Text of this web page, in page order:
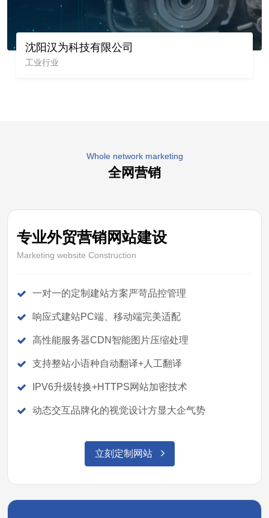
沈阳汉为科技有限公司
工业行业
Whole network marketing
全网营销
专业外贸营销网站建设
Marketing website Construction
一对一的定制建站方案严苛品控管理
响应式建站PC端、移动端完美适配
高性能服务器CDN智能图片压缩处理
支持整站小语种自动翻译+人工翻译
IPV6升级转换+HTTPS网站加密技术
动态交互品牌化的视觉设计方显大企气势
立刻定制网站